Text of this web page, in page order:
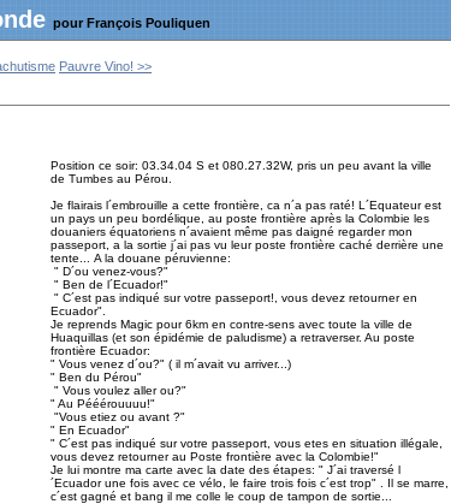
pour François Pouliquen
Pauvre Vino! >>
Position ce soir: 03.34.04 S et 080.27.32W, pris un peu avant la ville
de Tumbes au Pérou.
Je flairais l´embrouille a cette frontière, ca n´a pas raté! L´Equateur est
un pays un peu bordélique, au poste frontière après la Colombie les
douaniers équatoriens n´avaient même pas daigné regarder mon
passeport, a la sortie j´ai pas vu leur poste frontière caché derrière une
tente... A la douane péruvienne:
" D´ou venez-vous?"
" Ben de l´Ecuador!"
" C´est pas indiqué sur votre passeport!, vous devez retourner en
Ecuador".
Je reprends Magic pour 6km en contre-sens avec toute la ville de
Huaquillas (et son épidémie de paludisme) a retraverser. Au poste
frontière Ecuador:
" Vous venez d´ou?" ( il m´avait vu arriver...)
" Ben du Pérou"
" Vous voulez aller ou?"
" Au Pééérouuuu!"
"Vous etiez ou avant ?"
" En Ecuador"
" C´est pas indiqué sur votre passeport, vous etes en situation illégale,
vous devez retourner au Poste frontière avec la Colombie!"
Je lui montre ma carte avec la date des étapes: " J´ai traversé l
´Ecuador une fois avec ce vélo, le faire trois fois c´est trop" . Il se marre,
c´est gagné et bang il me colle le coup de tampon de sortie...